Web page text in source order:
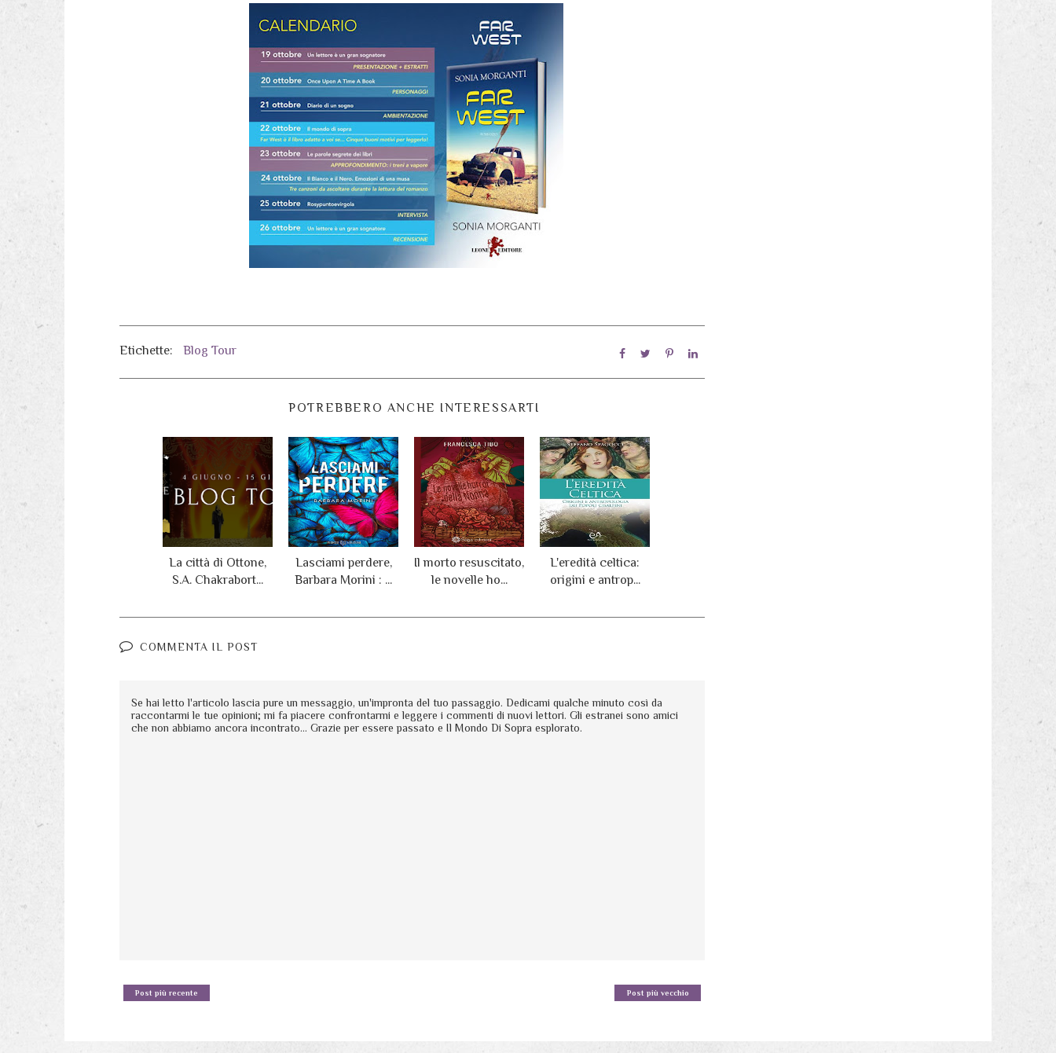
Etichette: Blog Tour
POTREBBERO ANCHE INTERESSARTI
La città di Ottone,
S.A. Chakrabort...
Lasciami perdere,
Barbara Morini : ...
Il morto resuscitato,
le novelle ho...
L'eredità celtica:
origini e antrop...
COMMENTA IL POST
Se hai letto l'articolo lascia pure un messaggio, un'impronta del tuo passaggio. Dedicami qualche minuto così da
raccontarmi le tue opinioni; mi fa piacere confrontarmi e leggere i commenti di nuovi lettori. Gli estranei sono amici
che non abbiamo ancora incontrato... Grazie per essere passato e Il Mondo Di Sopra esplorato.
Post più recente Post più vecchio